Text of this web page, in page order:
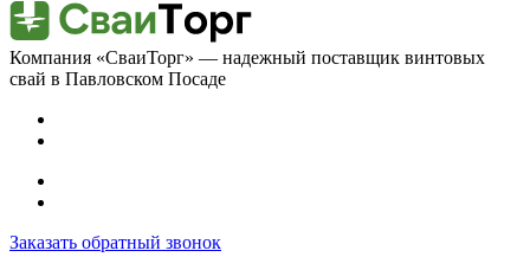
Компания «СваиТорг» — надежный поставщик винтовых
свай в Павловском Посаде
Заказать обратный звонок